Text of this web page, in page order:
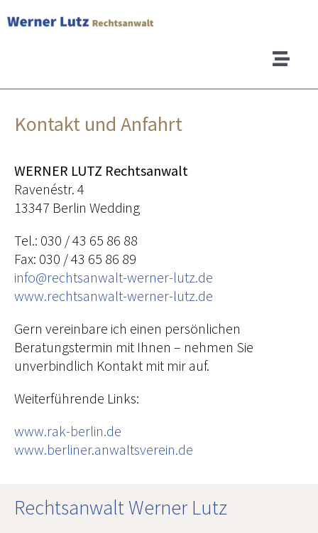
Inhalt
Zivilrecht
Schuldnerberatung
Kontakt
Kontakt und Anfahrt
WERNER LUTZ Rechtsanwalt
Ravenéstr. 4
13347 Berlin Wedding
Tel.: 030 / 43 65 86 88
Fax: 030 / 43 65 86 89
info@rechtsanwalt-werner-lutz.de
www.rechtsanwalt-werner-lutz.de
Gern vereinbare ich einen persönlichen
Beratungstermin mit Ihnen – nehmen Sie
unverbindlich Kontakt mit mir auf.
Weiterführende Links:
www.rak-berlin.de
www.berliner.anwaltsverein.de
Rechtsanwalt Werner Lutz